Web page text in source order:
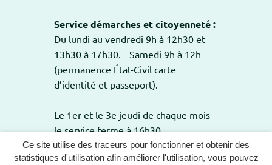
Ce site utilise des traceurs pour fonctionner et obtenir des
statistiques d'utilisation afin améliorer l'utilisation, vous pouvez
Service démarches et citoyenneté :
Du lundi au vendredi 9h à 12h30 et
13h30 à 17h30. Samedi 9h à 12h
(permanence État-Civil carte
d’identité et passeport).
Le 1er et le 3e jeudi de chaque mois
le service ferme à 16h30.